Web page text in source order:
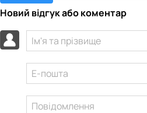
Новий відгук або коментар